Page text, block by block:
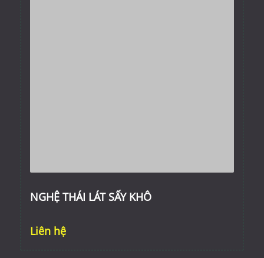
NGHỆ THÁI LÁT SẤY KHÔ
Liên hệ